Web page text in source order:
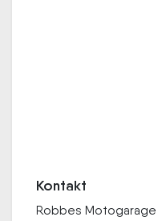
Kontakt
Robbes Motogarage